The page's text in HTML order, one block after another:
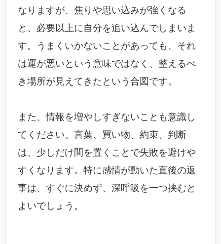
なりますが、焦りや思い込みが強くなる
と、必要以上に自分を追い込んでしまいま
す。うまくいかないことがあっても、それ
は運が悪いという意味ではなく、整えるべ
き場所が見えてきたという合図です。
また、情報を増やしすぎないことも意識し
てください。言葉、買い物、約束、判断
は、少しだけ間を置くことで失敗を避けや
すくなります。特に感情が動いた直後の返
事は、すぐに決めず、深呼吸を一つ挟むと
よいでしょう。